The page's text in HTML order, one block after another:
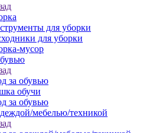
для уборки
для уборки
мусор
за обувью
обучи
за обувью
мебелью/техникой